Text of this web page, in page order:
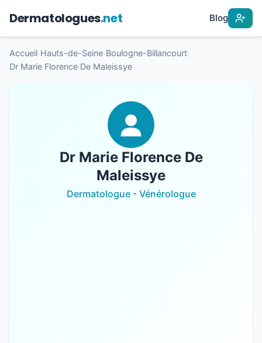
Dermatologues.net Blog
Accueil Hauts-de-Seine Boulogne-Billancourt
Dr Marie Florence De Maleissye
Dr Marie Florence De
Maleissye
Dermatologue - Vénérologue